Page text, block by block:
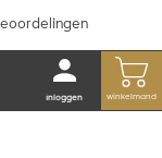
inloggen winkelmand